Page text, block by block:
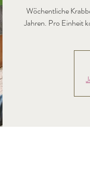
Wöchentliche
Jahren. Pro Einheit